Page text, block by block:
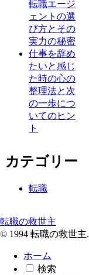
転職エージ
ェントの選
び方とその
実力の秘密
仕事を辞め
たいと感じ
た時の心の
整理法と次
の一歩につ
いてのヒン
ト
カテゴリー
転職
転職の救世主
© 1994 転職の救世主.
ホーム
検索